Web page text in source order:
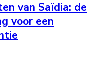
van Saïdia: de
voor een